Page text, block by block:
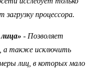
процессора.
- Позволяет
а также исключить
лиц, в которых мало